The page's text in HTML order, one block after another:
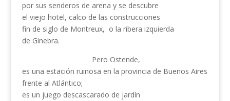
por sus senderos de arena y se descubre
el viejo hotel, calco de las construcciones
fin de siglo de Montreux, o la ribera izquierda
de Ginebra.
Pero Ostende,
es una estación ruinosa en la provincia de Buenos Aires
frente al Atlántico;
es un juego descascarado de jardín